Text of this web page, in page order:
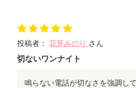
投稿者：花芽みのり さん
切ないワンナイト
鳴らない電話が切なさを強調し